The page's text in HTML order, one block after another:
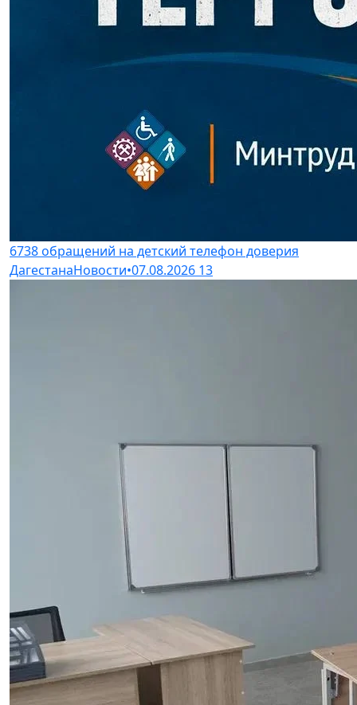
6738 обращений на детский телефон доверия
ДагестанаНовости•07.08.2026 13